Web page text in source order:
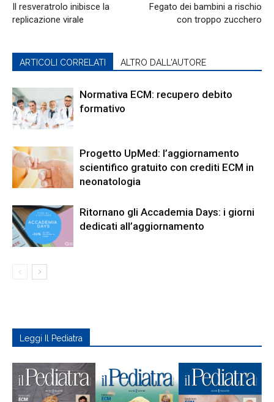
Il resveratrolo inibisce la
replicazione virale
Fegato dei bambini a rischio
con troppo zucchero
ARTICOLI CORRELATI ALTRO DALL'AUTORE
Normativa ECM: recupero debito
formativo
Progetto UpMed: l’aggiornamento
scientifico gratuito con crediti ECM in
neonatologia
Ritornano gli Accademia Days: i giorni
dedicati all’aggiornamento
Leggi Il Pediatra